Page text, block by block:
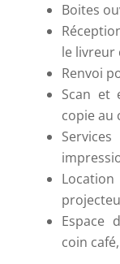
Boites
le livreur
Renvoi
Scan et
copie au
Espace
coin